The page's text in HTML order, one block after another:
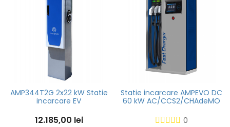
AMP344T2G 2x22 kW Statie
incarcare EV
12.185,00 lei
Statie incarcare AMPEVO DC
60 kW AC/CCS2/CHAdeMO
0